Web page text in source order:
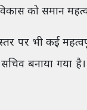
को समान
पर भी कई
बनाया गया